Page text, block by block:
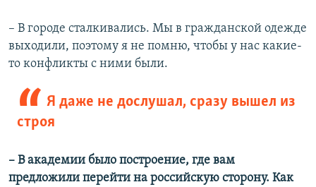
– В городе сталкивались. Мы в гражданской одежде
выходили, поэтому я не помню, чтобы у нас какие-
то конфликты с ними были.
Я даже не дослушал, сразу вышел из
строя
– В академии было построение, где вам
предложили перейти на российскую сторону. Как